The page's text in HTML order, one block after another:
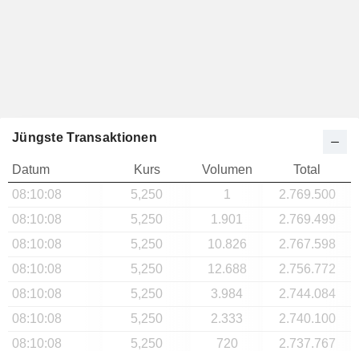
Jüngste Transaktionen
Datum Kurs Volumen
Total
08:10:08
5,250 1
2.769.500
08:10:08
5,250 1.901
2.769.499
08:10:08
5,250 10.826
2.767.598
08:10:08
5,250 12.688
2.756.772
08:10:08
5,250 3.984
2.744.084
08:10:08
5,250 2.333
2.740.100
08:10:08
5,250 720
2.737.767